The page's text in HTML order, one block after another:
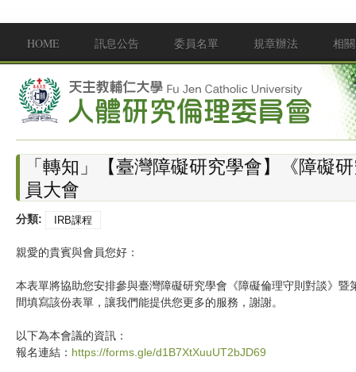
Main menu
HOME 訊息公告 委員名單 規章辦法 相
「轉知」【臺灣障礙研究學會】《障礙
員大會
分類: IRB課程
親愛的貴賓與會員您好：
本表單將協助您安排參與臺灣障礙研究學會《障礙倫理守則對談》
間填寫該份表單，讓我們能提供您更多的服務，謝謝。
以下為本會議的資訊：
報名連結： https://forms.gle/d1B7XtXuuUT2bJD69